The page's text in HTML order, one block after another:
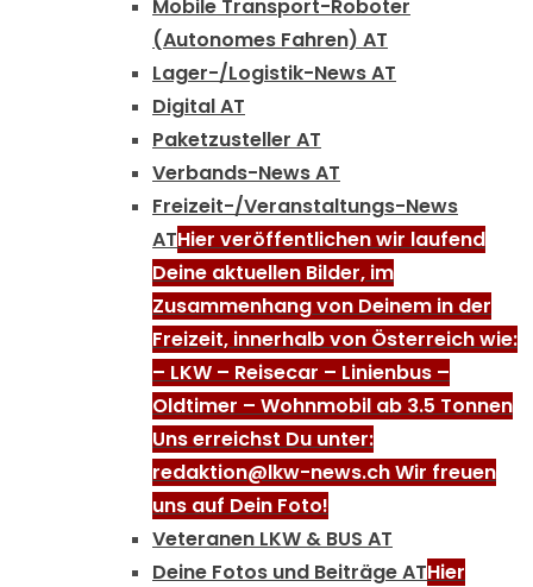
Mobile Transport-Roboter
(Autonomes Fahren) AT
Lager-/Logistik-News AT
Digital AT
Paketzusteller AT
Verbands-News AT
Freizeit-/Veranstaltungs-News
ATHier veröffentlichen wir laufend
Deine aktuellen Bilder, im
Zusammenhang von Deinem in der
Freizeit, innerhalb von Österreich wie:
– LKW – Reisecar – Linienbus –
Oldtimer – Wohnmobil ab 3.5 Tonnen
Uns erreichst Du unter:
redaktion@lkw-news.ch Wir freuen
uns auf Dein Foto!
Veteranen LKW & BUS AT
Deine Fotos und Beiträge ATHier